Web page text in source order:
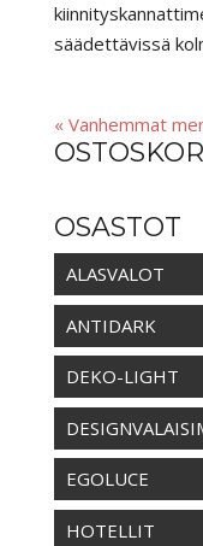
säädettävissä
« Vanhemmat
OSASTOT
ALASVALOT
ANTIDARK
DEKO-LIGHT
EGOLUCE
HOTELLIT